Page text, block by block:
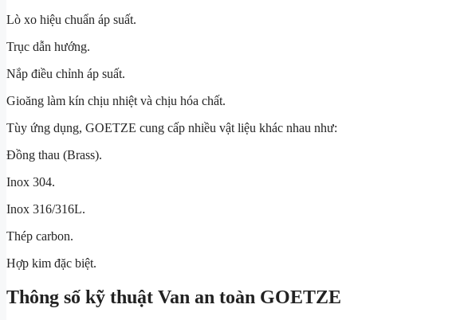
Lò xo hiệu chuẩn áp suất.
Trục dẫn hướng.
Nắp điều chỉnh áp suất.
Gioăng làm kín chịu nhiệt và chịu hóa chất.
Tùy ứng dụng, GOETZE cung cấp nhiều vật liệu khác nhau như:
Đồng thau (Brass).
Inox 304.
Inox 316/316L.
Thép carbon.
Hợp kim đặc biệt.
Thông số kỹ thuật Van an toàn GOETZE